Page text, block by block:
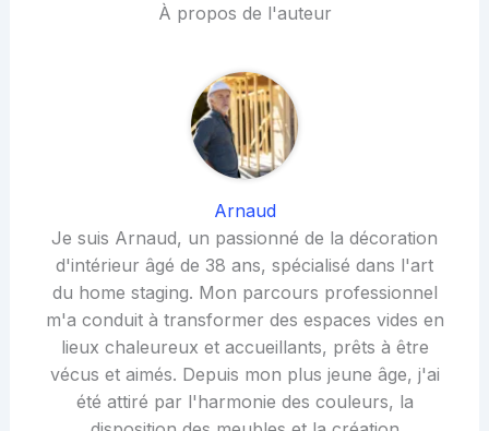
À propos de l'auteur
Arnaud
Je suis Arnaud, un passionné de la décoration
d'intérieur âgé de 38 ans, spécialisé dans l'art
du home staging. Mon parcours professionnel
m'a conduit à transformer des espaces vides en
lieux chaleureux et accueillants, prêts à être
vécus et aimés. Depuis mon plus jeune âge, j'ai
été attiré par l'harmonie des couleurs, la